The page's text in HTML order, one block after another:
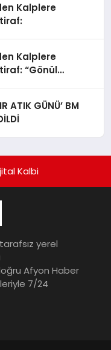
Kalplere
Kalplere
“Gönül
ATIK GÜNÜ’ BM
Kalbi
yerel
Afyon Haber
7/24